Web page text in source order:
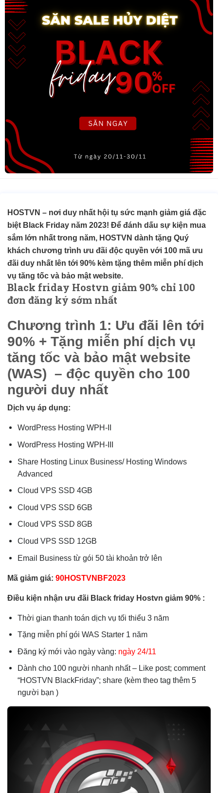
HOSTVN – nơi duy nhất hội tụ sức mạnh giảm giá đặc
biệt Black Friday năm 2023! Để đánh dấu sự kiện mua
sắm lớn nhất trong năm, HOSTVN dành tặng Quý
khách chương trình ưu đãi độc quyền với 100 mã ưu
đãi duy nhất lên tới 90% kèm tặng thêm miễn phí dịch
vụ tăng tốc và bảo mật website.
Black friday Hostvn giảm 90% chỉ 100
đơn đăng ký sớm nhất
Chương trình 1: Ưu đãi lên tới
90% + Tặng miễn phí dịch vụ
tăng tốc và bảo mật website
(WAS) – độc quyền cho 100
người duy nhất
Dịch vụ áp dụng:
WordPress Hosting WPH-II
WordPress Hosting WPH-III
Share Hosting Linux Business/ Hosting Windows
Advanced
Cloud VPS SSD 4GB
Cloud VPS SSD 6GB
Cloud VPS SSD 8GB
Cloud VPS SSD 12GB
Email Business từ gói 50 tài khoản trở lên
Mã giảm giá: 90HOSTVNBF2023
Điều kiện nhận ưu đãi Black friday Hostvn giảm 90% :
Thời gian thanh toán dịch vụ tối thiểu 3 năm
Tặng miễn phí gói WAS Starter 1 năm
Đăng ký mới vào ngày vàng: ngày 24/11
Dành cho 100 người nhanh nhất – Like post; comment
“HOSTVN BlackFriday”; share (kèm theo tag thêm 5
người bạn )